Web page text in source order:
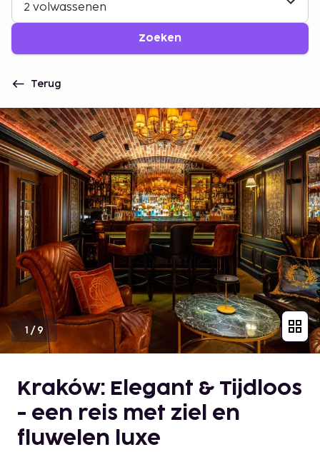
2 volwassenen
Zoeken
Terug
1 /9
Kraków: Elegant & Tijdloos
- een reis met ziel en
fluwelen luxe